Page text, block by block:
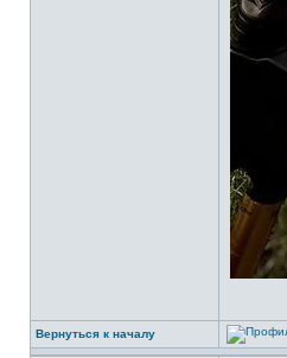
Вернуться к началу